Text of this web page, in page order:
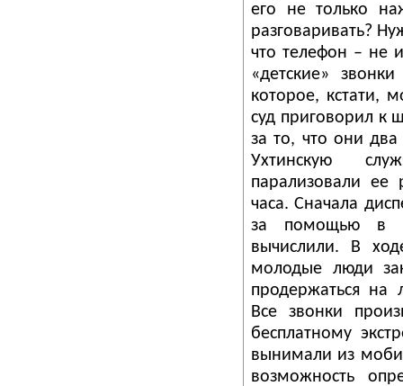
его не только
разговаривать?
что телефон – не
«детские»
которое, кстати,
суд приговорил к
за то, что они
Ухтинскую
парализовали
часа. Сначала
за помощью в
вычислили. В
молодые люди
продержаться на
Все звонки
бесплатному
вынимали из
возможность